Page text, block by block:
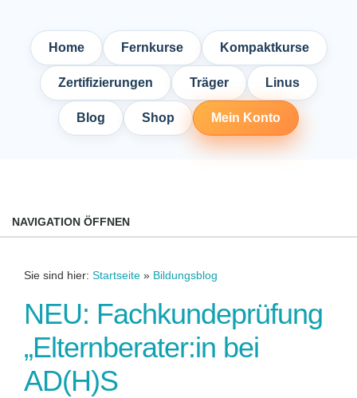
Home Fernkurse Kompaktkurse
Zertifizierungen Träger Linus
Blog Shop Mein Konto
NAVIGATION ÖFFNEN
Sie sind hier: Startseite » Bildungsblog
NEU: Fachkundeprüfung
„Elternberater:in bei
AD(H)S